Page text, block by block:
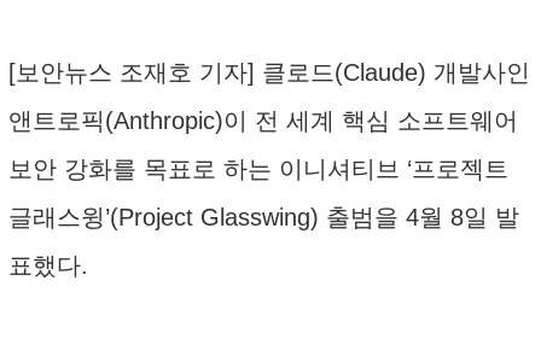
[보안뉴스 조재호 기자] 클로드(Claude) 개발사인
앤트로픽(Anthropic)이 전 세계 핵심 소프트웨어
보안 강화를 목표로 하는 이니셔티브 ‘프로젝트
글래스윙’(Project Glasswing) 출범을 4월 8일 발
표했다.